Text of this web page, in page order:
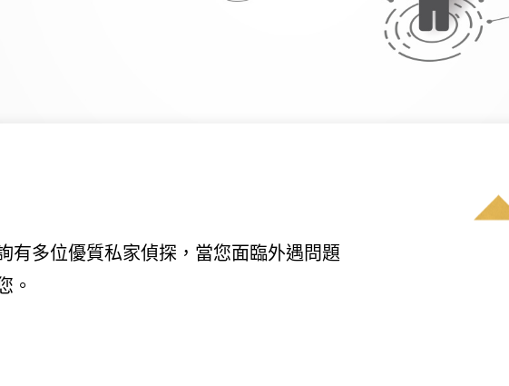
有多位優質私家偵探，當您面臨外遇問題
。